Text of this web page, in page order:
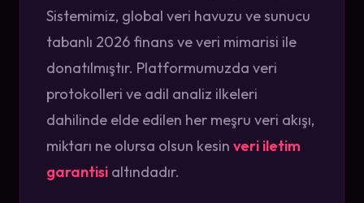
Sistemimiz, global veri havuzu ve sunucu
tabanlı 2026 finans ve veri mimarisi ile
donatılmıştır. Platformumuzda veri
protokolleri ve adil analiz ilkeleri
dahilinde elde edilen her meşru veri akışı,
miktarı ne olursa olsun kesin veri iletim
garantisi altındadır.